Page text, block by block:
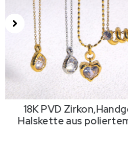
18K PVD
Halskette aus